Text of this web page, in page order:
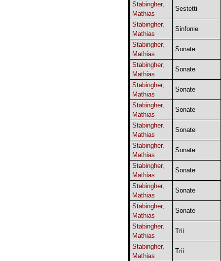
Stabingher,
Mathias
Sestetti
Stabingher,
Mathias
Sinfonie
Stabingher,
Mathias
Sonate
Stabingher,
Mathias
Sonate
Stabingher,
Mathias
Sonate
Stabingher,
Mathias
Sonate
Stabingher,
Mathias
Sonate
Stabingher,
Mathias
Sonate
Stabingher,
Mathias
Sonate
Stabingher,
Mathias
Sonate
Stabingher,
Mathias
Sonate
Stabingher,
Mathias
Trii
Stabingher,
Mathias
Trii